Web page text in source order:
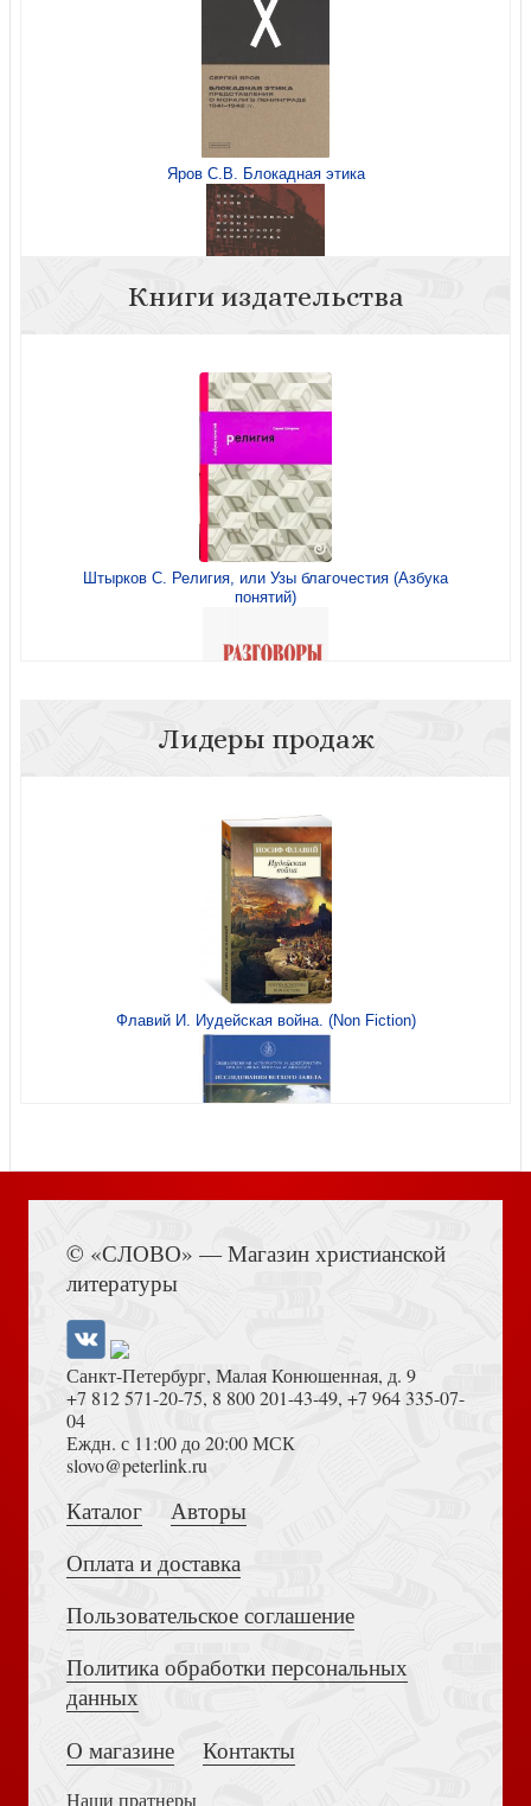
Яров С.В. Блокадная этика
Яров С.В. Повседневная жизнь блокадного Ленинграда
(2023)
Книги издательства
Штырков С. Религия, или Узы благочестия (Азбука
понятий)
Разговоры о равенстве и неравенстве
Каганович Б. Евгений Викторович Тарле: историк и
время
Сафронова Ю. Екатерина Юрьевская. Роман в письмах
Инглхарт Р. Неожиданный упадок религиозности в
развитых странах
древнерусской республики до наших дней
Лидеры продаж
Флавий И. Иудейская война. (Non Fiction)
Достоевский Ф.М. Сила и правда России (2024)
Толкование на Апокалипсис (Тихоний Африканский)
© «СЛОВО» — Магазин христианской
литературы
Санкт-Петербург, Малая Конюшенная, д. 9
+7 812 571-20-75, 8 800 201-43-49, +7 964 335-07-
04
Еждн. с 11:00 до 20:00 МСК
slovo@peterlink.ru
Каталог
Авторы
Оплата и доставка
Пользовательское соглашение
Политика обработки персональных
данных
О магазине
Контакты
Наши пратнеры